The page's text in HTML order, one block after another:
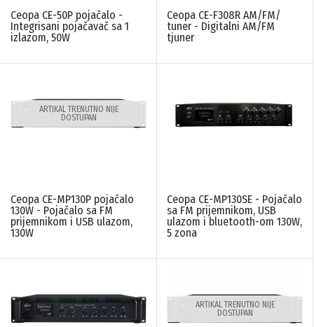
Viseći zvučnici Zvučnici horne
Ceopa(13)
70W(1)
PONIŠTITE SVE FILTERE
Ceopa CE-50P pojačalo -
Integrisani pojačavač sa 1
izlazom, 50W
Ceopa CE-F308R AM/FM/
tuner - Digitalni AM/FM
tjuner
ARTIKAL TRENUTNO NIJE
DOSTUPAN
Ceopa CE-MP130P pojačalo
130W - Pojačalo sa FM
prijemnikom i USB ulazom,
130W
Ceopa CE-MP130SE - Pojačalo
sa FM prijemnikom, USB
ulazom i bluetooth-om 130W,
5 zona
ARTIKAL TRENUTNO NIJE
DOSTUPAN